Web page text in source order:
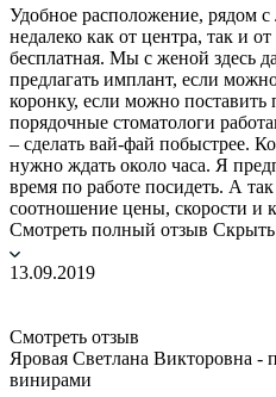
Удобное расположение, рядом
недалеко как от центра, так и
бесплатная. Мы с женой здесь
предлагать имплант, если
коронку, если можно
порядочные стоматологи
– сделать вай-фай побыстрее.
нужно ждать около часа. Я
время по работе посидеть. А
соотношение цены, скорости и
Смотреть полный отзыв
13.09.2019
Смотреть отзыв
Яровая Светлана Викторовна -
винирами